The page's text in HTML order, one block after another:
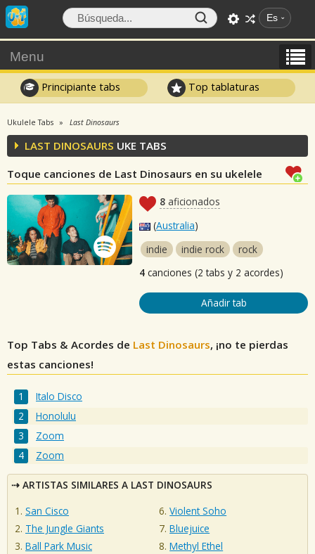
Es
Menu
Principiante tabs Top tablaturas
Ukulele Tabs Last Dinosaurs
LAST DINOSAURS UKE TABS
Toque canciones de Last Dinosaurs en su ukelele
8 aficionados
(Australia)
indie
indie rock
rock
4 canciones (2 tabs y 2 acordes)
Añadir tab
Top Tabs & Acordes de Last Dinosaurs, ¡no te pierdas
estas canciones!
Italo Disco
Honolulu
Zoom
Zoom
ARTISTAS SIMILARES A LAST DINOSAURS
San Cisco
The Jungle Giants
Ball Park Music
Violent Soho
Bluejuice
Methyl Ethel